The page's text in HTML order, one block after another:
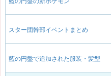
スター団幹部イベントまとめ
藍の円盤で追加された服装・髪型